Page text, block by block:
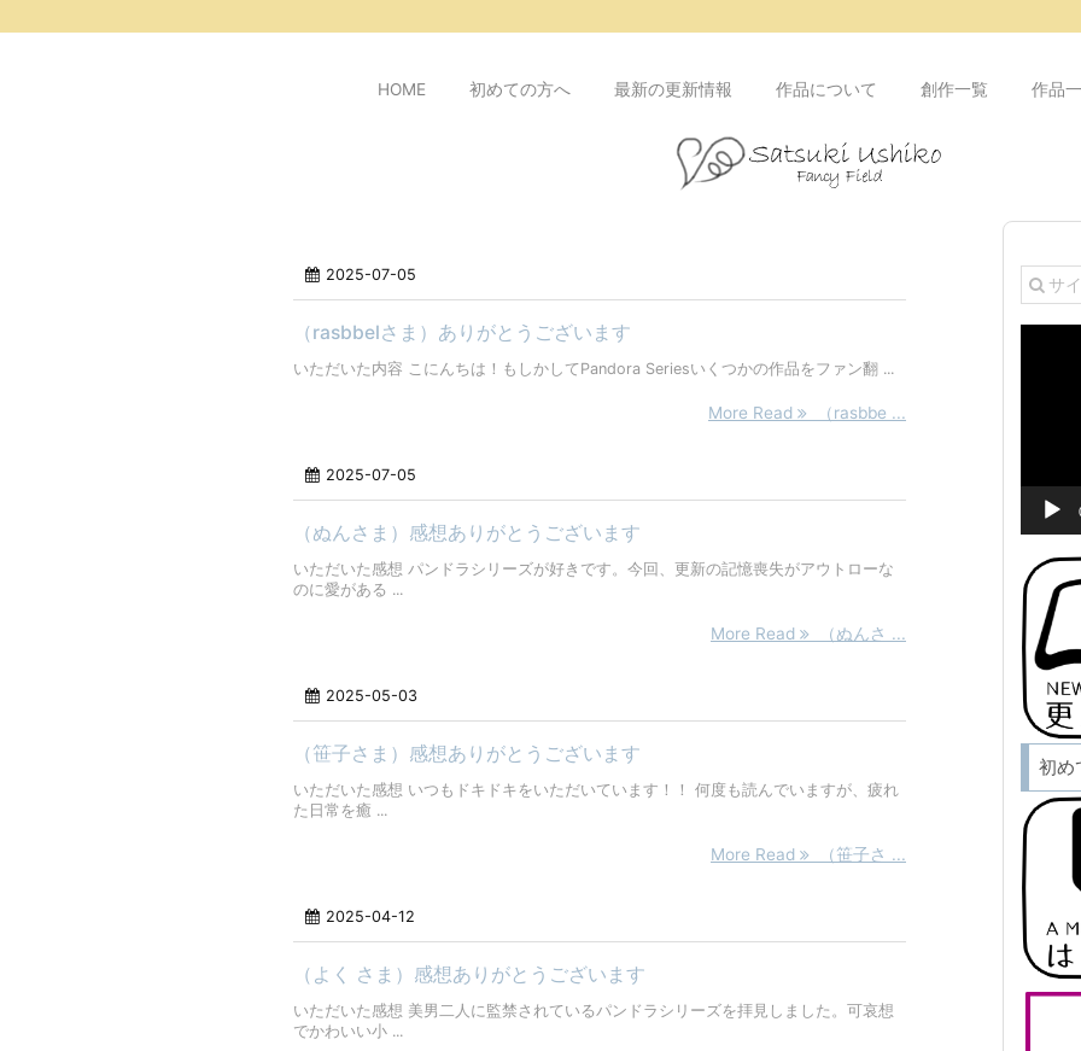
HOME 初めての方へ 最新の更新情報 作品について 創作一覧 作品
2025-07-05
（rasbbelさま）ありがとうございます
いただいた内容 こにんちは！もしかしてPandora Seriesいくつかの作品をファン翻 ...
More Read （rasbbe ...
2025-07-05
（ぬんさま）感想ありがとうございます
いただいた感想 パンドラシリーズが好きです。今回、更新の記憶喪失がアウトローな
のに愛がある ...
More Read （ぬんさ ...
2025-05-03
（笹子さま）感想ありがとうございます
いただいた感想 いつもドキドキをいただいています！！ 何度も読んでいますが、疲れ
た日常を癒 ...
More Read （笹子さ ...
2025-04-12
（よく さま）感想ありがとうございます
いただいた感想 美男二人に監禁されているパンドラシリーズを拝見しました。可哀想
でかわいい小 ...
初め